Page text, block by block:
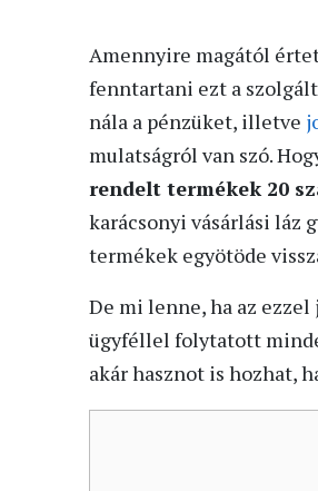
Amennyire magától
fenntartani ezt a
nála a pénzüket, illetve
mulatságról van szó.
rendelt termékek 20
karácsonyi vásárlási láz
termékek egyötöde
De mi lenne, ha az
ügyféllel folytatott
akár hasznot is hozhat,